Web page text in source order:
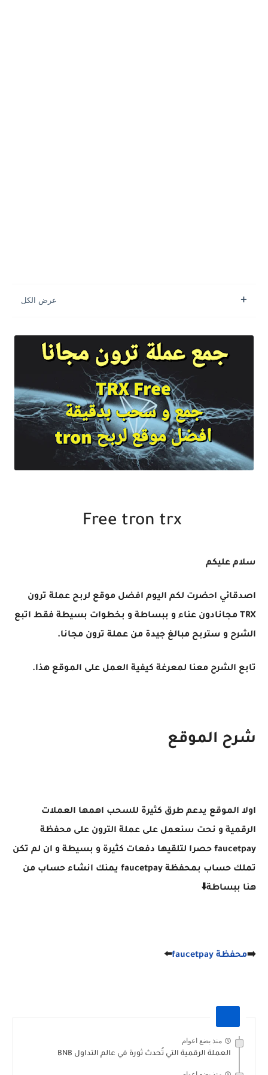
سلام عليكم
اصدقائي احضرت لكم اليوم افضل موقع لربح عملة ترون
TRX مجانادون عناء و ببساطة و بخطوات بسيطة فقط اتبع
الشرح و ستربح مبالغ جيدة من عملة ترون مجانا.
تابع الشرح معنا لمعرغة كيفية العمل على الموقع هذا.
شرح الموقع
اولا الموقع يدعم طرق كثيرة للسحب اهمها العملات
الرقمية و نحت سنعمل على عملة الترون على محفظة
faucetpay حصرا لتلقيها دفعات كثيرة و بسيطة و ان لم تكن
تملك حساب بمحفظة faucetpay يمنك انشاء حساب من
هنا ببساطة⬇️
➡️محفظة faucetpay ⬅️
منذ بضع اعوام
العملة الرقمية التي تُحدث ثورة في عالم التداول BNB